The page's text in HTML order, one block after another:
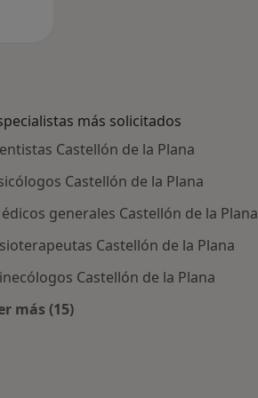
más solicitados
Castellón de la Plana
Castellón de la Plana
generales Castellón de la Plana
Castellón de la Plana
Castellón de la Plana
más (15)